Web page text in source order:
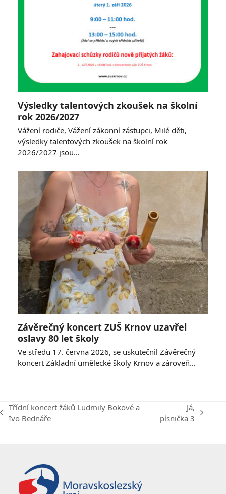
Výsledky talentových zkoušek na školní
rok 2026/2027
Vážení rodiče, Vážení zákonní zástupci, Milé děti,
výsledky talentových zkoušek na školní rok
2026/2027 jsou…
Závěrečný koncert ZUŠ Krnov uzavřel
oslavy 80 let školy
Ve středu 17. června 2026, se uskutečnil Závěrečný
koncert Základní umělecké školy Krnov a zároveň…
previous
Třídní koncert žáků Ludmily Bokové a
Ivo Bednáře
next
Já,
písnička 3